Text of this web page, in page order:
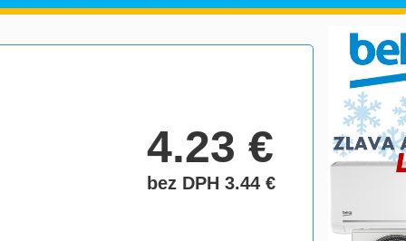
4.23€
bez DPH 3.44€